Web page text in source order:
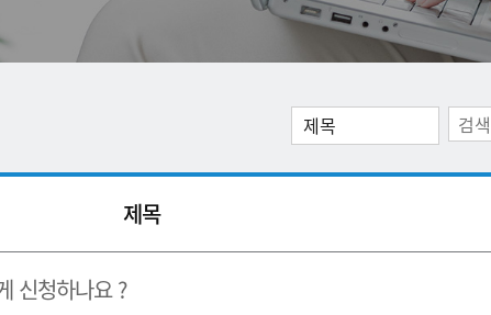
제목
신청하나요 ?